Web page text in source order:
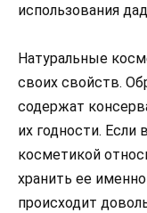
использования
Натуральные
своих свойств.
содержат
их годности. Если
косметикой
хранить ее
происходит